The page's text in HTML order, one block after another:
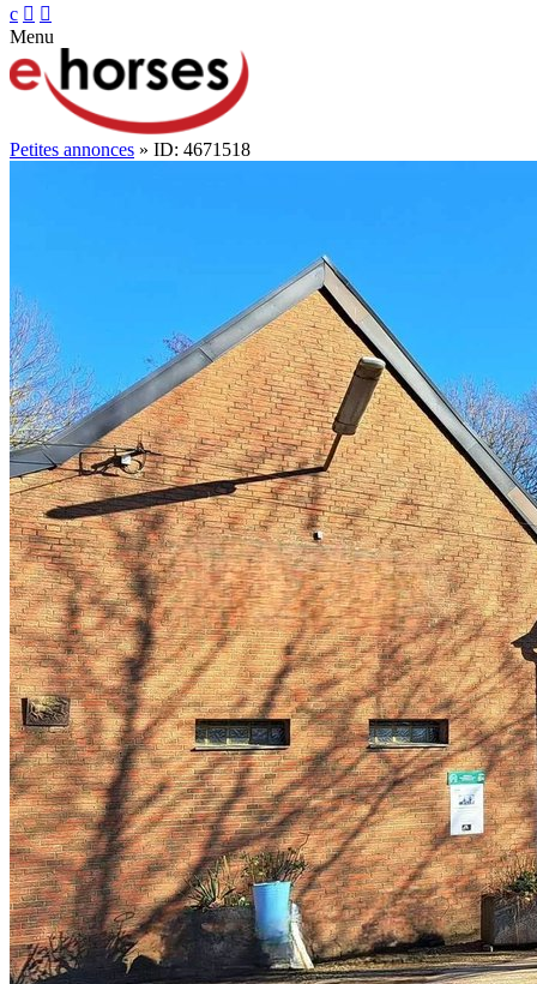
c  
Menu
Petites annonces » ID: 4671518